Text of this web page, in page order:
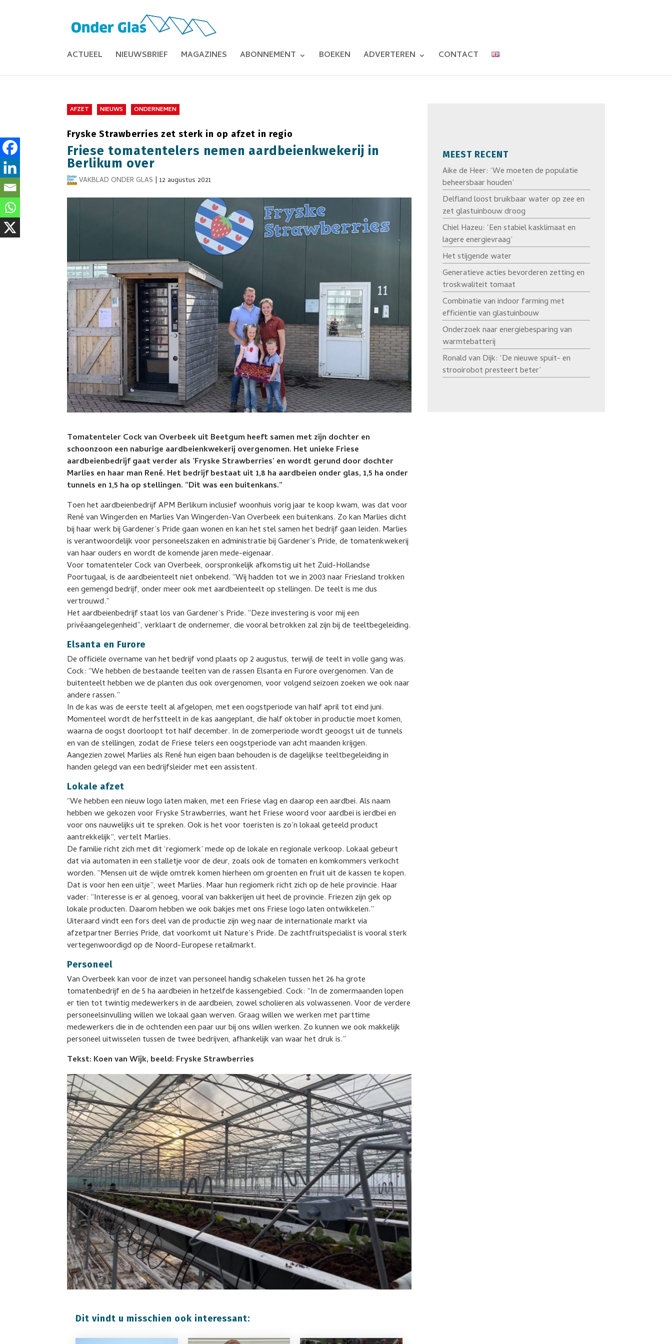
ACTUEEL NIEUWSBRIEF MAGAZINES ABONNEMENT BOEKEN ADVERTEREN CONTACT
AFZET NIEUWS ONDERNEMEN
Fryske Strawberries zet sterk in op afzet in regio
Friese tomatentelers nemen aardbeienkwekerij in
Berlikum over
VAKBLAD ONDER GLAS |12 augustus 2021
Tomatenteler Cock van Overbeek uit Beetgum heeft samen met zijn dochter en
schoonzoon een naburige aardbeienkwekerij overgenomen. Het unieke Friese
aardbeienbedrijf gaat verder als ‘Fryske Strawberries’ en wordt gerund door dochter
Marlies en haar man René. Het bedrijf bestaat uit 1,8 ha aardbeien onder glas, 1,5 ha onder
tunnels en 1,5 ha op stellingen. “Dit was een buitenkans.”
Toen het aardbeienbedrijf APM Berlikum inclusief woonhuis vorig jaar te koop kwam, was dat voor
René van Wingerden en Marlies Van Wingerden-Van Overbeek een buitenkans. Zo kan Marlies dicht
bij haar werk bij Gardener’s Pride gaan wonen en kan het stel samen het bedrijf gaan leiden. Marlies
is verantwoordelijk voor personeelszaken en administratie bij Gardener’s Pride, de tomatenkwekerij
van haar ouders en wordt de komende jaren mede-eigenaar.
Voor tomatenteler Cock van Overbeek, oorspronkelijk afkomstig uit het Zuid-Hollandse
Poortugaal, is de aardbeienteelt niet onbekend. “Wij hadden tot we in 2003 naar Friesland trokken
een gemengd bedrijf, onder meer ook met aardbeienteelt op stellingen. De teelt is me dus
vertrouwd.”
Het aardbeienbedrijf staat los van Gardener’s Pride. “Deze investering is voor mij een
privéaangelegenheid”, verklaart de ondernemer, die vooral betrokken zal zijn bij de teeltbegeleiding.
Elsanta en Furore
De officiële overname van het bedrijf vond plaats op 2 augustus, terwijl de teelt in volle gang was.
Cock: “We hebben de bestaande teelten van de rassen Elsanta en Furore overgenomen. Van de
buitenteelt hebben we de planten dus ook overgenomen, voor volgend seizoen zoeken we ook naar
andere rassen.”
In de kas was de eerste teelt al afgelopen, met een oogstperiode van half april tot eind juni.
Momenteel wordt de herfstteelt in de kas aangeplant, die half oktober in productie moet komen,
waarna de oogst doorloopt tot half december. In de zomerperiode wordt geoogst uit de tunnels
en van de stellingen, zodat de Friese telers een oogstperiode van acht maanden krijgen.
Aangezien zowel Marlies als René hun eigen baan behouden is de dagelijkse teeltbegeleiding in
handen gelegd van een bedrijfsleider met een assistent.
Lokale afzet
“We hebben een nieuw logo laten maken, met een Friese vlag en daarop een aardbei. Als naam
hebben we gekozen voor Fryske Strawberries, want het Friese woord voor aardbei is ierdbei en
voor ons nauwelijks uit te spreken. Ook is het voor toeristen is zo’n lokaal geteeld product
aantrekkelijk”, vertelt Marlies.
De familie richt zich met dit ‘regiomerk’ mede op de lokale en regionale verkoop. Lokaal gebeurt
dat via automaten in een stalletje voor de deur, zoals ook de tomaten en komkommers verkocht
worden. “Mensen uit de wijde omtrek komen hierheen om groenten en fruit uit de kassen te kopen.
Dat is voor hen een uitje”, weet Marlies. Maar hun regiomerk richt zich op de hele provincie. Haar
vader: “Interesse is er al genoeg, vooral van bakkerijen uit heel de provincie. Friezen zijn gek op
lokale producten. Daarom hebben we ook bakjes met ons Friese logo laten ontwikkelen.”
Uiteraard vindt een fors deel van de productie zijn weg naar de internationale markt via
afzetpartner Berries Pride, dat voorkomt uit Nature’s Pride. De zachtfruitspecialist is vooral sterk
vertegenwoordigd op de Noord-Europese retailmarkt.
Personeel
Van Overbeek kan voor de inzet van personeel handig schakelen tussen het 26 ha grote
tomatenbedrijf en de 5 ha aardbeien in hetzelfde kassengebied. Cock: “In de zomermaanden lopen
er tien tot twintig medewerkers in de aardbeien, zowel scholieren als volwassenen. Voor de verdere
personeelsinvulling willen we lokaal gaan werven. Graag willen we werken met parttime
medewerkers die in de ochtenden een paar uur bij ons willen werken. Zo kunnen we ook makkelijk
personeel uitwisselen tussen de twee bedrijven, afhankelijk van waar het druk is.”
Tekst: Koen van Wijk, beeld: Fryske Strawberries
Dit vindt u misschien ook interessant:
MEEST RECENT
Aike de Heer: ‘We moeten de populatie
beheersbaar houden’
Delfland loost bruikbaar water op zee en
zet glastuinbouw droog
Chiel Hazeu: ‘Een stabiel kasklimaat en
lagere energievraag’
Het stijgende water
Generatieve acties bevorderen zetting en
troskwaliteit tomaat
Combinatie van indoor farming met
efficiëntie van glastuinbouw
Onderzoek naar energiebesparing van
warmtebatterij
Ronald van Dijk: ‘De nieuwe spuit- en
strooirobot presteert beter’